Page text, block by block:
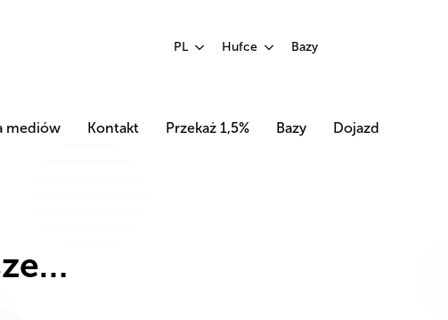
PL Hufce Bazy
mediów Kontakt Przekaż 1,5% Bazy Dojazd